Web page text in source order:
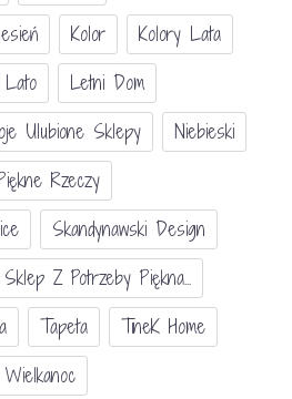
Kolor
Kolory Lata
Lato
Letni Dom
Ulubione Sklepy
Niebieski
Rzeczy
Skandynawski Design
Sklep Z Potrzeby Piękna...
Tapeta
TineK Home
Wielkanoc